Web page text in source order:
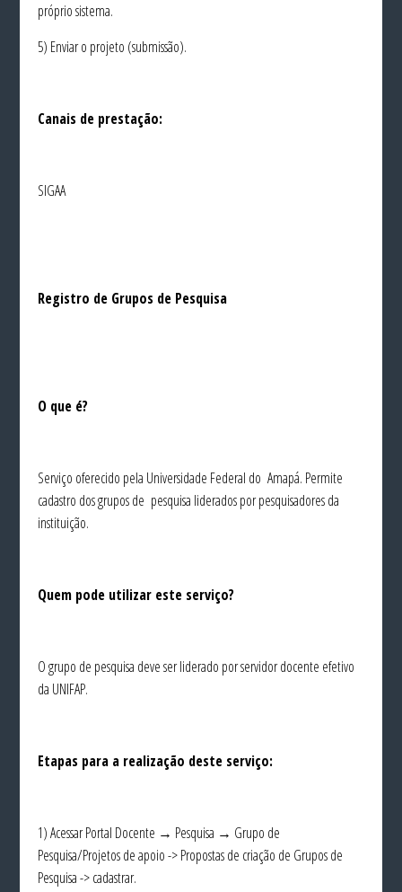
próprio sistema.
5) Enviar o projeto (submissão).
Canais de prestação:
SIGAA
Registro de Grupos de Pesquisa
O que é?
Serviço oferecido pela Universidade Federal do Amapá. Permite
cadastro dos grupos de pesquisa liderados por pesquisadores da
instituição.
Quem pode utilizar este serviço?
O grupo de pesquisa deve ser liderado por servidor docente efetivo
da UNIFAP.
Etapas para a realização deste serviço:
1) Acessar Portal Docente → Pesquisa → Grupo de
Pesquisa/Projetos de apoio -> Propostas de criação de Grupos de
Pesquisa -> cadastrar.